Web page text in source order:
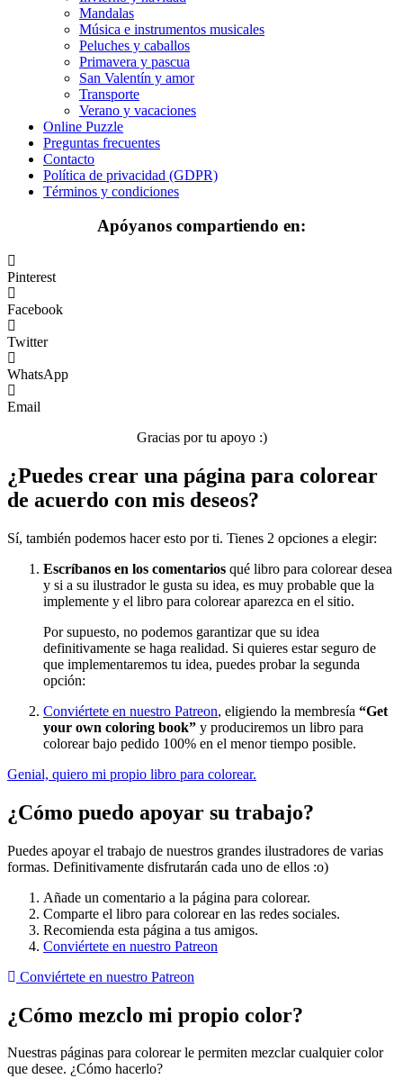
Frutas y vegetales
Halloween y otoño
Invierno y navidad
Mandalas
Música e instrumentos musicales
San Valentín y amor
Transporte
Verano y vacaciones
Libros para colorear para niños
Nezaradené
Mandalas
Música e instrumentos musicales
Peluches y caballos
Primavera y pascua
San Valentín y amor
Transporte
Verano y vacaciones
Online Puzzle
Preguntas frecuentes
Contacto
Política de privacidad (GDPR)
Términos y condiciones
Apóyanos compartiendo en:
Pinterest
Facebook
Twitter
WhatsApp
Email
Gracias por tu apoyo :)
¿Puedes crear una página para colorear
de acuerdo con mis deseos?
Sí, también podemos hacer esto por ti. Tienes 2 opciones a elegir:
Escríbanos en los comentarios qué libro para colorear desea
y si a su ilustrador le gusta su idea, es muy probable que la
implemente y el libro para colorear aparezca en el sitio.
Por supuesto, no podemos garantizar que su idea
definitivamente se haga realidad. Si quieres estar seguro de
que implementaremos tu idea, puedes probar la segunda
opción:
Conviértete en nuestro Patreon, eligiendo la membresía “Get
your own coloring book” y produciremos un libro para
colorear bajo pedido 100% en el menor tiempo posible.
Genial, quiero mi propio libro para colorear.
¿Cómo puedo apoyar su trabajo?
Puedes apoyar el trabajo de nuestros grandes ilustradores de varias
formas. Definitivamente disfrutarán cada uno de ellos :o)
Añade un comentario a la página para colorear.
Comparte el libro para colorear en las redes sociales.
Recomienda esta página a tus amigos.
Conviértete en nuestro Patreon
Conviértete en nuestro Patreon
¿Cómo mezclo mi propio color?
Nuestras páginas para colorear le permiten mezclar cualquier color
que desee. ¿Cómo hacerlo?